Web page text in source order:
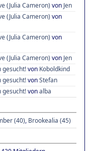
(Julia Cameron) von Jen
(Julia Cameron) von
(Julia Cameron) von
(Julia Cameron) von Jen
gesucht!von Koboldkind
gesucht!vonStefan
gesucht!vonalba
(40), Brookealia (45)